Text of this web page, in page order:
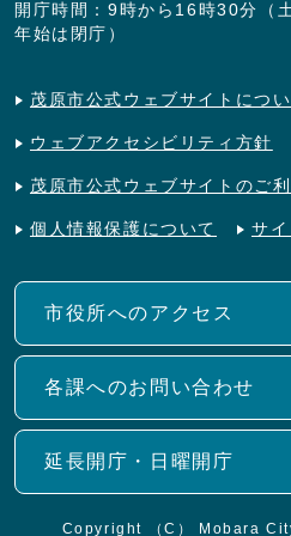
開庁時間：9時から16時30分（
年始は閉庁）
茂原市公式ウェブサイトにつ
ウェブアクセシビリティ方針
茂原市公式ウェブサイトのご
個人情報保護について サ
市役所へのアクセス
各課へのお問い合わせ
延長開庁・日曜開庁
Copyright （C） Mobara